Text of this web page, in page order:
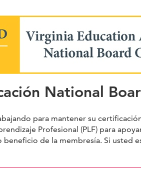
view.php?id=1088395
National
para mantener su
Profesional (PLF) para
de la membresía. Si usted